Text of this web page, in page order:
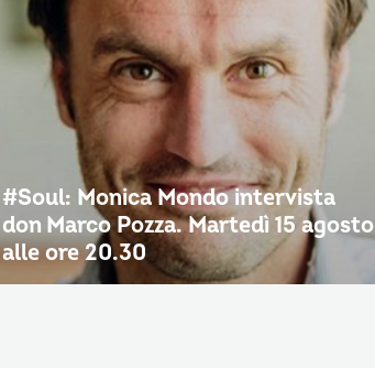
#Soul: Monica Mondo intervista
don Marco Pozza. Martedì 15 agosto
alle ore 20.30